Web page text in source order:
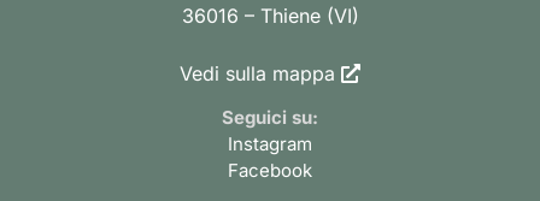
36016 – Thiene (VI)
Vedi sulla mappa
Seguici su:
Instagram
Facebook